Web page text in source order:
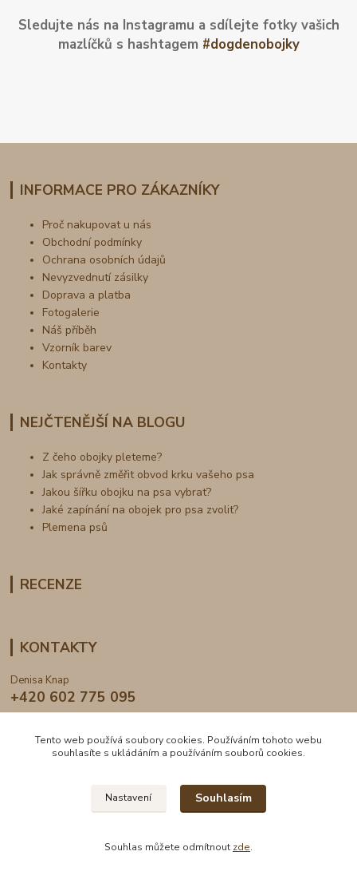
Sledujte nás na Instagramu a sdílejte fotky vašich
mazlíčků s hashtagem #dogdenobojky
INFORMACE PRO ZÁKAZNÍKY
Proč nakupovat u nás
Obchodní podmínky
Ochrana osobních údajů
Nevyzvednutí zásilky
Doprava a platba
Fotogalerie
Náš příběh
Vzorník barev
Kontakty
NEJČTENĚJŠÍ NA BLOGU
Z čeho obojky pleteme?
Jak správně změřit obvod krku vašeho psa
Jakou šířku obojku na psa vybrat?
Jaké zapínání na obojek pro psa zvolit?
Plemena psů
RECENZE
KONTAKTY
Denisa Knap
+420 602 775 095
2024 © DogDen.cz, všechna práva vyhrazena
Tento web používá soubory cookies. Používáním tohoto webu
souhlasíte s ukládáním a používáním souborů cookies.
Nastavení Souhlasím
Souhlas můžete odmítnout zde.